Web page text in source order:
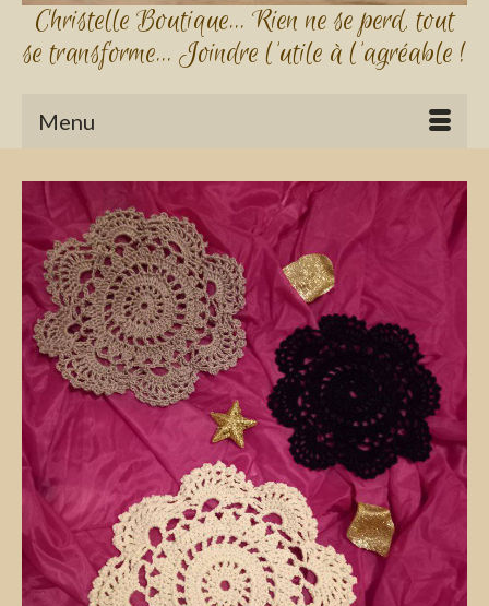
Christelle Boutique... Rien ne se perd, tout
se transforme... Joindre l'utile à l'agréable !
Menu